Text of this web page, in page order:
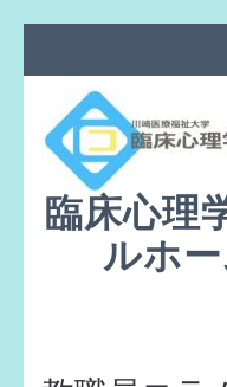
ン
(Enter
臨床心理
ルホ